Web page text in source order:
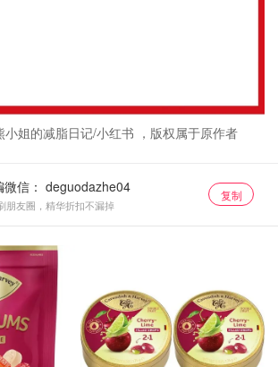
小姐的减脂日记/小红书 ，版权属于原作者
信：
朋友圈，精华折扣不漏掉
复制